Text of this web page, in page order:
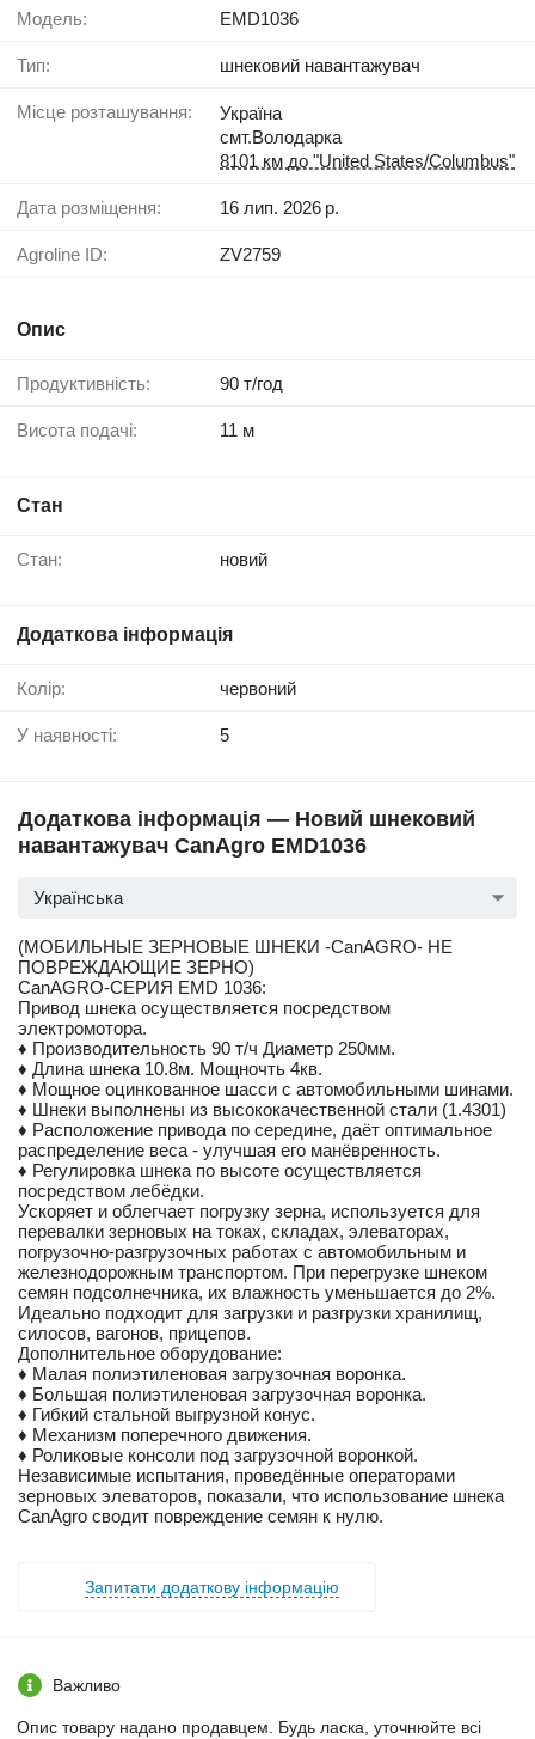
Модель: EMD1036
Тип: шнековий навантажувач
Місце розташування:
Україна
смт.Володарка
8101 км до "United States/Columbus"
Дата розміщення: 16 лип. 2026 р.
Agroline ID: ZV2759
Опис
Продуктивність: 90 т/год
Висота подачі: 11 м
Стан
Стан: новий
Додаткова інформація
Колір: червоний
У наявності: 5
Додаткова інформація — Новий шнековий
навантажувач CanAgro EMD1036
Українська
(МОБИЛЬНЫЕ ЗЕРНОВЫЕ ШНЕКИ -CanAGRO- НЕ
ПОВРЕЖДАЮЩИЕ ЗЕРНО)
CanAGRO-СЕРИЯ EMD 1036:
Привод шнека осуществляется посредством
электромотора.
♦ Производительность 90 т/ч Диаметр 250мм.
♦ Длина шнека 10.8м. Мощночть 4кв.
♦ Мощное оцинкованное шасси с автомобильными шинами.
♦ Шнеки выполнены из высококачественной стали (1.4301)
♦ Расположение привода по середине, даёт оптимальное
распределение веса - улучшая его манёвренность.
♦ Регулировка шнека по высоте осуществляется
посредством лебёдки.
Ускоряет и облегчает погрузку зерна, используется для
перевалки зерновых на токах, складах, элеваторах,
погрузочно-разгрузочных работах с автомобильным и
железнодорожным транспортом. При перегрузке шнеком
семян подсолнечника, их влажность уменьшается до 2%.
Идеально подходит для загрузки и разгрузки хранилищ,
силосов, вагонов, прицепов.
Дополнительное оборудование:
♦ Малая полиэтиленовая загрузочная воронка.
♦ Большая полиэтиленовая загрузочная воронка.
♦ Гибкий стальной выгрузной конус.
♦ Механизм поперечного движения.
♦ Роликовые консоли под загрузочной воронкой.
Независимые испытания, проведённые операторами
зерновых элеваторов, показали, что использование шнека
CanAgro сводит повреждение семян к нулю.
Запитати додаткову інформацію
Важливо
Опис товару надано продавцем. Будь ласка, уточнюйте всі